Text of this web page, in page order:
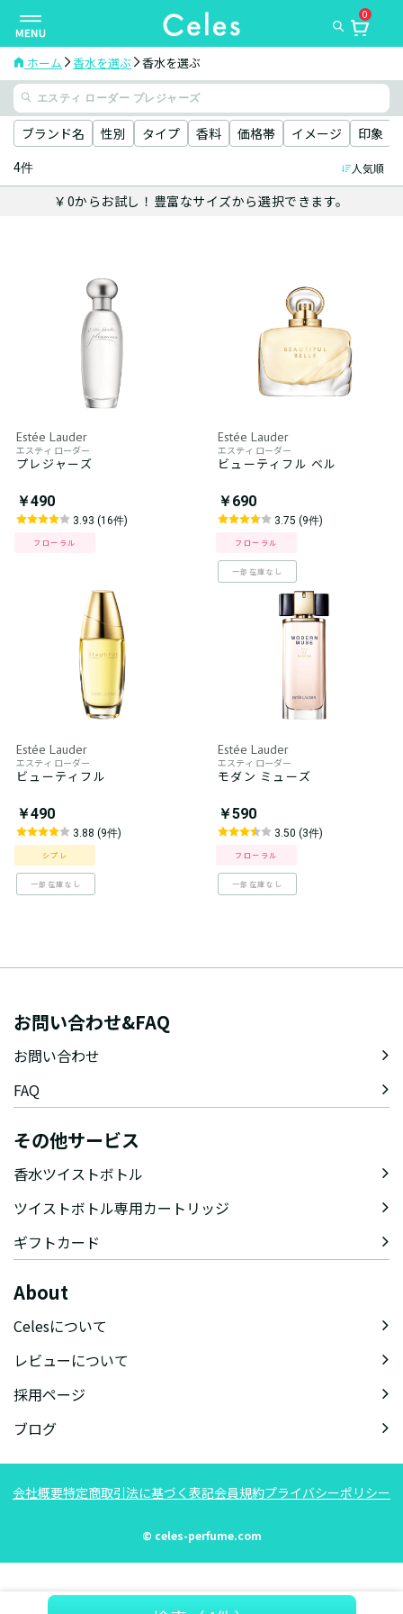
ナ
ビ
ゲ
ー
シ
ョ
ン
を
0
ホーム 香水を選ぶ 香水を選ぶ
ブランド名 性別 タイプ 香料 価格帯 イメージ 印象
4件 人気順
￥0からお試し！豊富なサイズから選択できます。
Estée Lauder
エスティ ローダー
プレジャーズ
￥490
3.93 (16件)
フローラル
Estée Lauder
エスティ ローダー
ビューティフル ベル
￥690
3.75 (9件)
フローラル
一部在庫なし
Estée Lauder
エスティ ローダー
ビューティフル
￥490
3.88 (9件)
シプレ
一部在庫なし
Estée Lauder
エスティ ローダー
モダン ミューズ
￥590
3.50 (3件)
フローラル
一部在庫なし
お問い合わせ&FAQ
お問い合わせ
FAQ
その他サービス
香水ツイストボトル
ツイストボトル専用カートリッジ
ギフトカード
About
Celesについて
レビューについて
採用ページ
ブログ
© celes-perfume.com
会社概要特定商取引法に基づく表記会員規約プライバシーポリシー